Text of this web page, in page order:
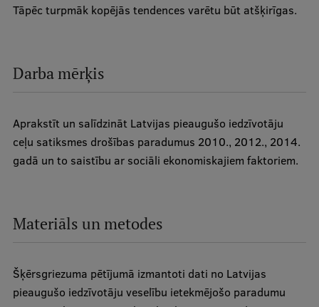
Tāpēc turpmāk kopējās tendences varētu būt atšķirīgas.
Darba mērķis
Aprakstīt un salīdzināt Latvijas pieaugušo iedzīvotāju
ceļu satiksmes drošības paradumus 2010., 2012., 2014.
gadā un to saistību ar sociāli ekonomiskajiem faktoriem.
Materiāls un metodes
Šķērsgriezuma pētījumā izmantoti dati no Latvijas
pieaugušo iedzīvotāju veselību ietekmējošo paradumu